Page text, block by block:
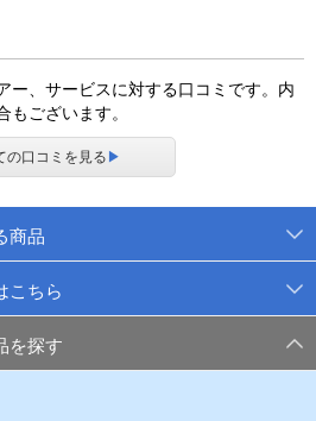
ー、サービスに対する口コミです。内
もございます。
の口コミを見る ▶
商品
こちら
を探す